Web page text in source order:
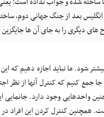
در
بعد از جنگ جهانی دوم،
های دیگری را به جای آن ها
بیشتر شود. ما نباید اجازه دهیم
جمع کنیم که کنترل آنها از نظر
واحدهایی وجود دارد.
همچنین کنترل کردن این افراد